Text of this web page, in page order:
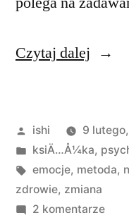
Czytaj dalej
Opublikowane
przez
ishi
9
Opublikowano
w
ksiÄ…Å¼ka,
Tagi:
emocje, metoda,
zdrowie, zmiana
2 komentarzedo